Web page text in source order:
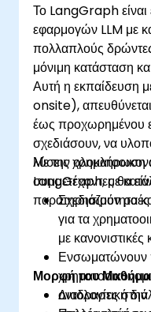
Το LangGraph είναι
εφαρμογών LLM με
πολλαπλούς
μόνιμη κατάσταση
Αυτή η εκπαίδευση
onsite),
έως προχωρημένου
σχεδιάσουν, να
λύσεις
LangGraph, με
παρατηρησιμότητα
Με την ολοκλήρωση
συμμετέχοντες θα
Σχεδιάζουν
για τα
με κανονιστικές
Ενσωματώνουν
οντολογίες
Μορφή του
Διαδραστική